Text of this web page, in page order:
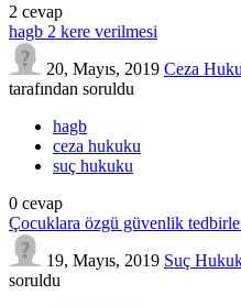
2 cevap
hagb 2 kere verilmesi
20, Mayıs, 2019 Ceza
tarafından soruldu
hagb
ceza hukuku
suç hukuku
0 cevap
Çocuklara özgü güvenlik
19, Mayıs, 2019 Suç
soruldu